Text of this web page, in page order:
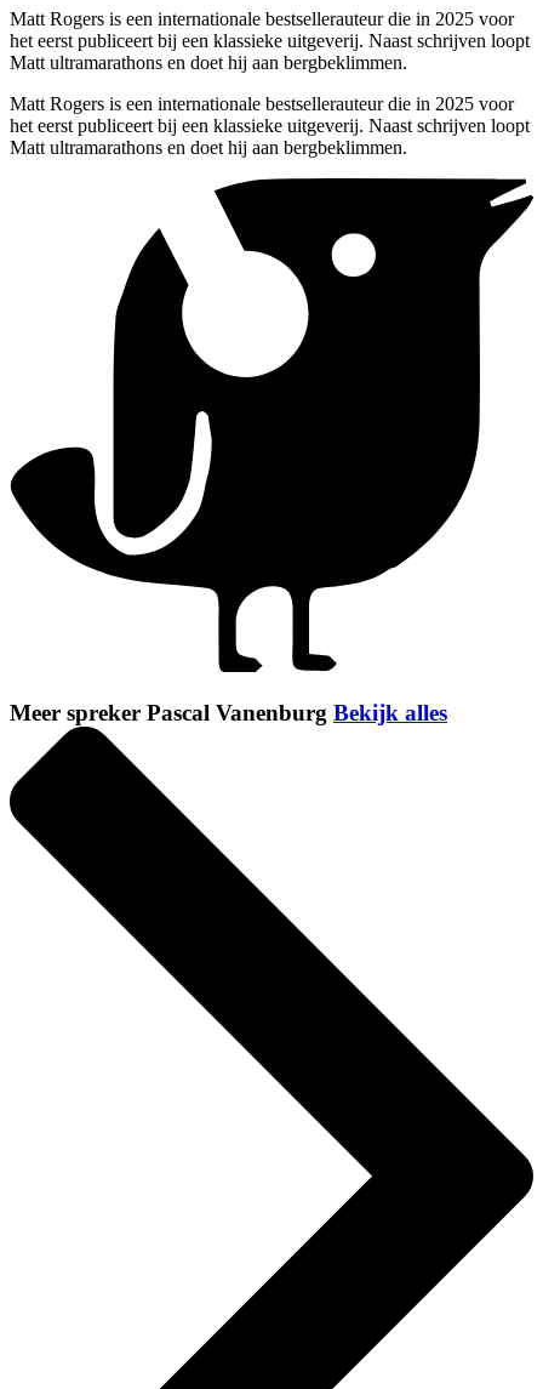
Matt Rogers is een internationale bestsellerauteur die in 2025 voor
het eerst publiceert bij een klassieke uitgeverij. Naast schrijven loopt
Matt ultramarathons en doet hij aan bergbeklimmen.
Matt Rogers is een internationale bestsellerauteur die in 2025 voor
het eerst publiceert bij een klassieke uitgeverij. Naast schrijven loopt
Matt ultramarathons en doet hij aan bergbeklimmen.
Meer spreker Pascal Vanenburg Bekijk alles